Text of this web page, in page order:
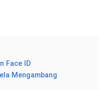
Face ID
Mengambang